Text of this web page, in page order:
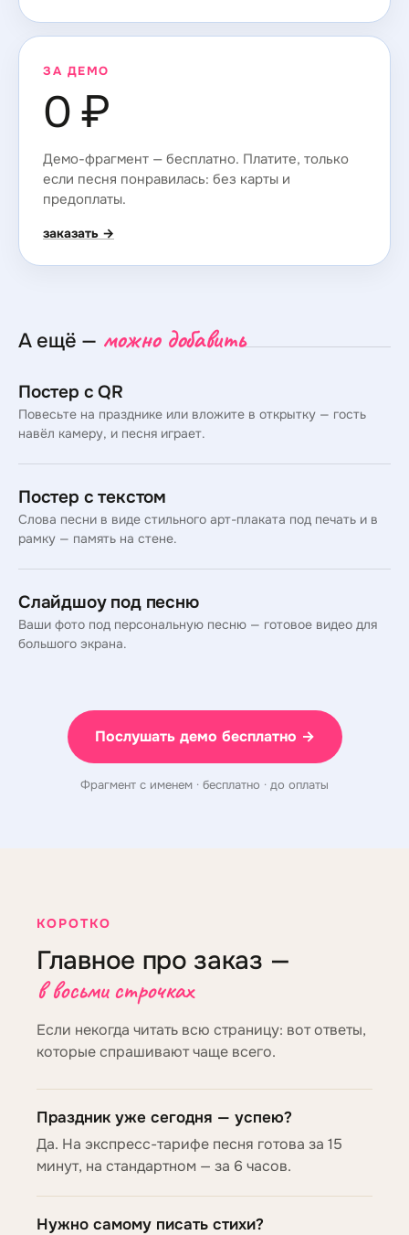
ЗА ДЕМО
0 ₽
Демо-фрагмент — бесплатно. Платите, только
если песня понравилась: без карты и
предоплаты.
заказать →
А ещё — можно добавить
Постер с QR
Повесьте на празднике или вложите в открытку — гость
навёл камеру, и песня играет.
Постер с текстом
Слова песни в виде стильного арт-плаката под печать и в
рамку — память на стене.
Слайдшоу под песню
Ваши фото под персональную песню — готовое видео для
большого экрана.
Послушать демо бесплатно →
Фрагмент с именем · бесплатно · до оплаты
КОРОТКО
Главное про заказ —
в восьми строчках
Если некогда читать всю страницу: вот ответы,
которые спрашивают чаще всего.
Праздник уже сегодня — успею?
Да. На экспресс-тарифе песня готова за 15
минут, на стандартном — за 6 часов.
Нужно самому писать стихи?